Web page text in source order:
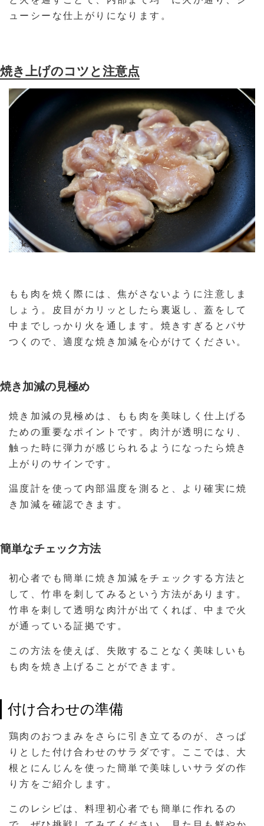
ューシーな仕上がりになります。
焼き上げのコツと注意点
もも肉を焼く際には、焦がさないように注意しま
しょう。皮目がカリッとしたら裏返し、蓋をして
中までしっかり火を通します。焼きすぎるとパサ
つくので、適度な焼き加減を心がけてください。
焼き加減の見極め
焼き加減の見極めは、もも肉を美味しく仕上げる
ための重要なポイントです。肉汁が透明になり、
触った時に弾力が感じられるようになったら焼き
上がりのサインです。
温度計を使って内部温度を測ると、より確実に焼
き加減を確認できます。
簡単なチェック方法
初心者でも簡単に焼き加減をチェックする方法と
して、竹串を刺してみるという方法があります。
竹串を刺して透明な肉汁が出てくれば、中まで火
が通っている証拠です。
この方法を使えば、失敗することなく美味しいも
も肉を焼き上げることができます。
付け合わせの準備
鶏肉のおつまみをさらに引き立てるのが、さっぱ
りとした付け合わせのサラダです。ここでは、大
根とにんじんを使った簡単で美味しいサラダの作
り方をご紹介します。
このレシピは、料理初心者でも簡単に作れるの